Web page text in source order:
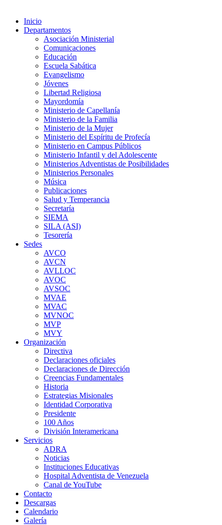
Inicio
Departamentos
Asociación Ministerial
Comunicaciones
Educación
Escuela Sabática
Evangelismo
Jóvenes
Libertad Religiosa
Mayordomía
Ministerio de Capellanía
Ministerio de la Familia
Ministerio de la Mujer
Ministerio del Espíritu de Profecía
Ministerio en Campus Públicos
Ministerio Infantil y del Adolescente
Ministerios Adventistas de Posibilidades
Ministerios Personales
Música
Publicaciones
Salud y Temperancia
Secretaría
SIEMA
SILA (ASI)
Tesorería
Sedes
AVCO
AVCN
AVLLOC
AVOC
AVSOC
MVAE
MVAC
MVNOC
MVP
MVY
Organización
Directiva
Declaraciones oficiales
Declaraciones de Dirección
Creencias Fundamentales
Historia
Estrategias Misionales
Identidad Corporativa
Presidente
100 Años
División Interamericana
Servicios
ADRA
Noticias
Instituciones Educativas
Hospital Adventista de Venezuela
Canal de YouTube
Contacto
Descargas
Calendario
Galería